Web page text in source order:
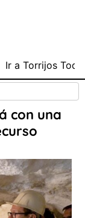
Ir a Torrijos
con una